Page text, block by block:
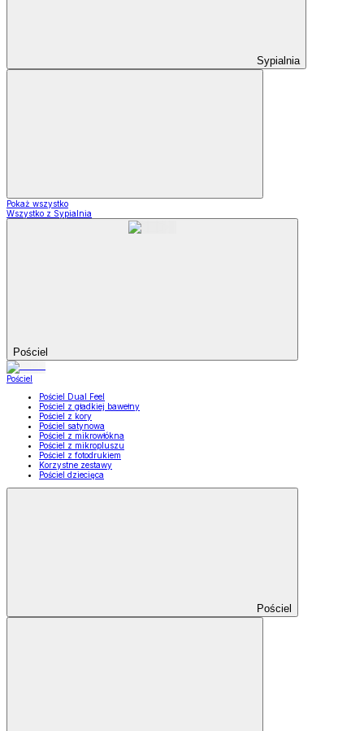
Sypialnia
Pokaż wszystko
Wszystko z Sypialnia
Pościel
Pościel
Pościel Dual Feel
Pościel z gładkiej bawełny
Pościel z kory
Pościel satynowa
Pościel z mikrowłókna
Pościel z mikropluszu
Pościel z fotodrukiem
Korzystne zestawy
Pościel dziecięca
Pościel